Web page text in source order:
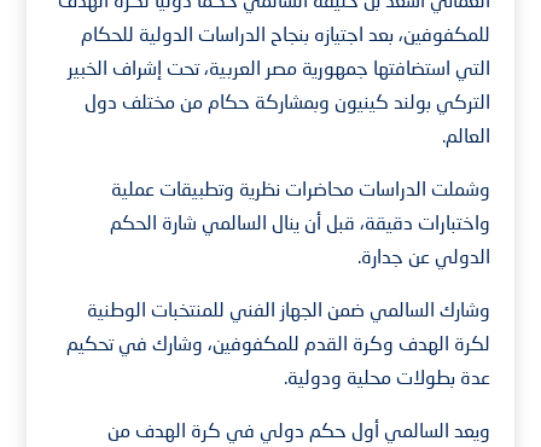
للمكفوفين، بعد اجتيازه بنجاح الدراسات الدولية للحكام
التي استضافتها جمهورية مصر العربية، تحت إشراف الخبير
التركي بولند كينيون وبمشاركة حكام من مختلف دول
العالم.
وشملت الدراسات محاضرات نظرية وتطبيقات عملية
واختبارات دقيقة، قبل أن ينال السالمي شارة الحكم
الدولي عن جدارة.
وشارك السالمي ضمن الجهاز الفني للمنتخبات الوطنية
لكرة الهدف وكرة القدم للمكفوفين، وشارك في تحكيم
عدة بطولات محلية ودولية.
ويعد السالمي أول حكم دولي في كرة الهدف من